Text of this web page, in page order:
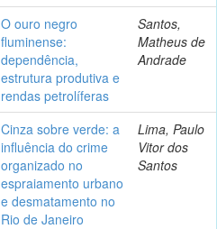
O ouro negro
fluminense:
dependência,
estrutura produtiva e
rendas petrolíferas
Santos,
Matheus de
Andrade
Cinza sobre verde: a
influência do crime
organizado no
espraiamento urbano
e desmatamento no
Rio de Janeiro
Lima, Paulo
Vitor dos
Santos